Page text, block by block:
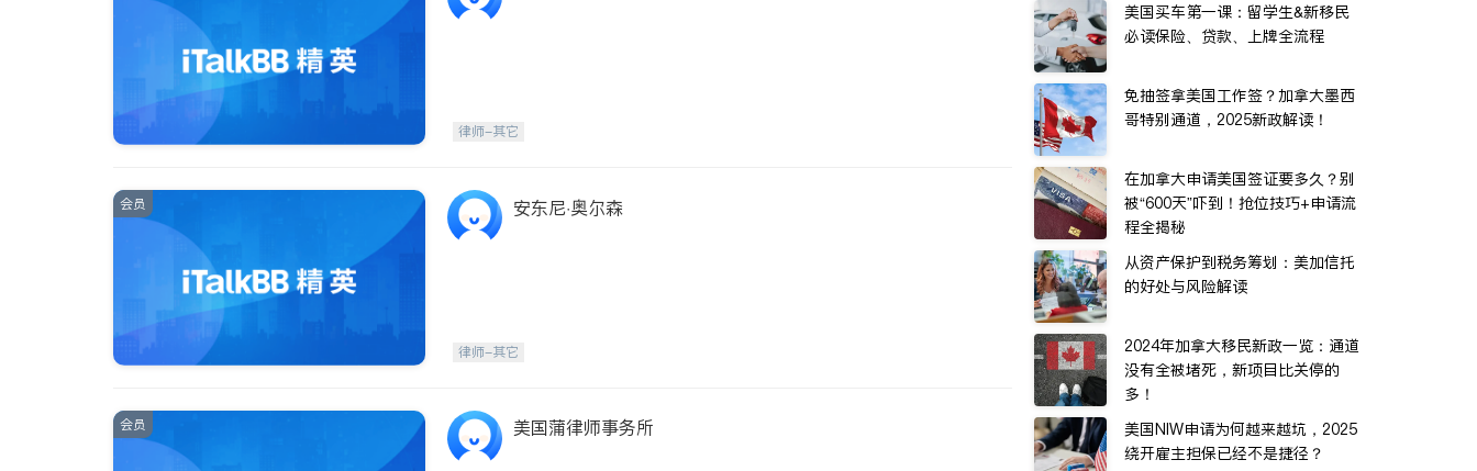
律师-其它
会员 安东尼·奥尔森
律师-其它
会员 美国蒲律师事务所
美国买车第一课：留学生&新移民
必读保险、贷款、上牌全流程
免抽签拿美国工作签？加拿大墨西
哥特别通道，2025新政解读！
在加拿大申请美国签证要多久？别
被“600天”吓到！抢位技巧+申请流
程全揭秘
从资产保护到税务筹划：美加信托
的好处与风险解读
2024年加拿大移民新政一览：通道
没有全被堵死，新项目比关停的
多！
美国NIW申请为何越来越坑，2025
绕开雇主担保已经不是捷径？